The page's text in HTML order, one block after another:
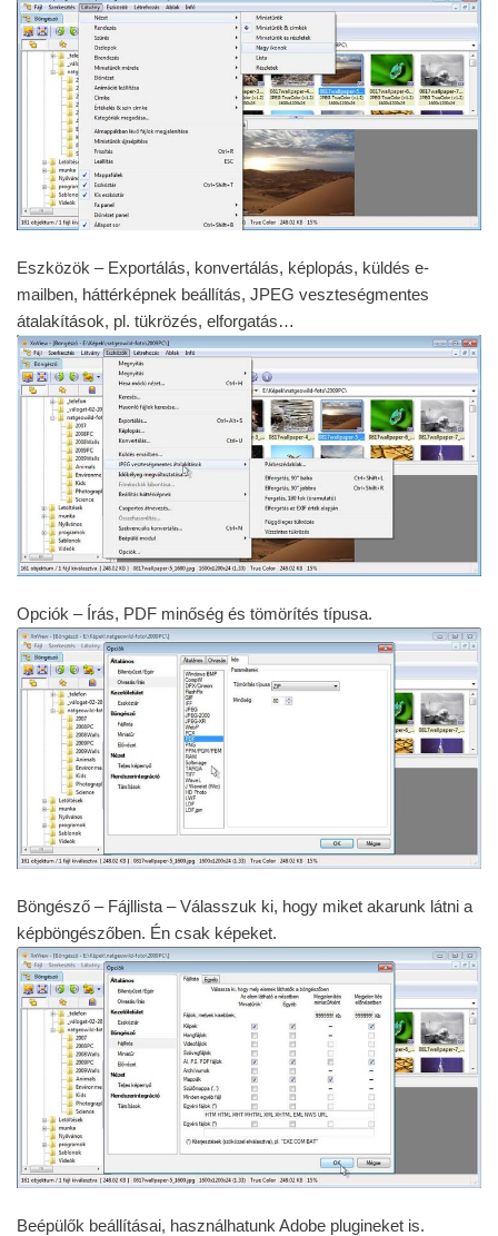
Eszközök – Exportálás, konvertálás, képlopás, küldés e-
mailben, háttérképnek beállítás, JPEG veszteségmentes
átalakítások, pl. tükrözés, elforgatás…
Opciók – Írás, PDF minőség és tömörítés típusa.
Böngésző – Fájllista – Válasszuk ki, hogy miket akarunk látni a
képböngészőben. Én csak képeket.
Beépülők beállításai, használhatunk Adobe plugineket is.